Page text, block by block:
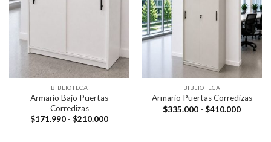
BIBLIOTECA
Armario Bajo Puertas
Corredizas
$171.990 - $210.000Rango
BIBLIOTECA
Armario Puertas Corredizas
$335.000 - $410.000Rango